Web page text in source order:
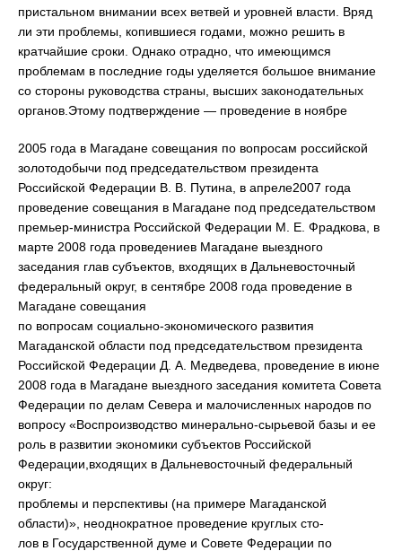
пристальном внимании всех ветвей и уровней власти. Вряд
ли эти проблемы, копившиеся годами, можно решить в
кратчайшие сроки. Однако отрадно, что имеющимся
проблемам в последние годы уделяется большое внимание
со стороны руководства страны, высших законодательных
органов.Этому подтверждение — проведение в ноябре
2005 года в Магадане совещания по вопросам российской
золотодобычи под председательством президента
Российской Федерации В. В. Путина, в апреле2007 года
проведение совещания в Магадане под председательством
премьер-министра Российской Федерации М. Е. Фрадкова, в
марте 2008 года проведениев Магадане выездного
заседания глав субъектов, входящих в Дальневосточный
федеральный округ, в сентябре 2008 года проведение в
Магадане совещания
по вопросам социально-экономического развития
Магаданской области под председательством президента
Российской Федерации Д. А. Медведева, проведение в июне
2008 года в Магадане выездного заседания комитета Совета
Федерации по делам Севера и малочисленных народов по
вопросу «Воспроизводство минерально-сырьевой базы и ее
роль в развитии экономики субъектов Российской
Федерации,входящих в Дальневосточный федеральный
округ:
проблемы и перспективы (на примере Магаданской
области)», неоднократное проведение круглых сто-
лов в Государственной думе и Совете Федерации по